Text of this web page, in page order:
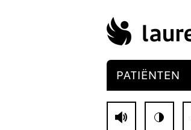
PATIËNTEN
V